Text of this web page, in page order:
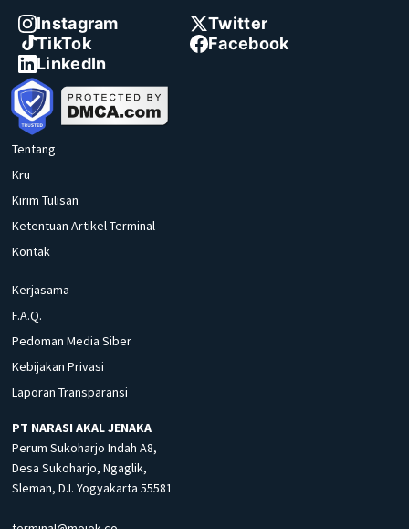
Instagram
Twitter
TikTok
Facebook
LinkedIn
Tentang
Kru
Kirim Tulisan
Ketentuan Artikel Terminal
Kontak
Kerjasama
F.A.Q.
Pedoman Media Siber
Kebijakan Privasi
Laporan Transparansi
PT NARASI AKAL JENAKA
Perum Sukoharjo Indah A8,
Desa Sukoharjo, Ngaglik,
Sleman, D.I. Yogyakarta 55581